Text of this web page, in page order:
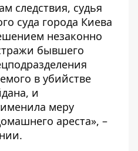
следствия, судья
суда города Киева
незаконно
бывшего
в убийстве
и
меру
ареста», –